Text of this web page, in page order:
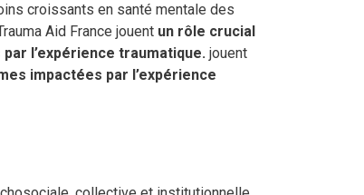
croissants en santé mentale des
Aid France jouent un rôle crucial
l’expérience traumatique. jouent
impactées par l’expérience